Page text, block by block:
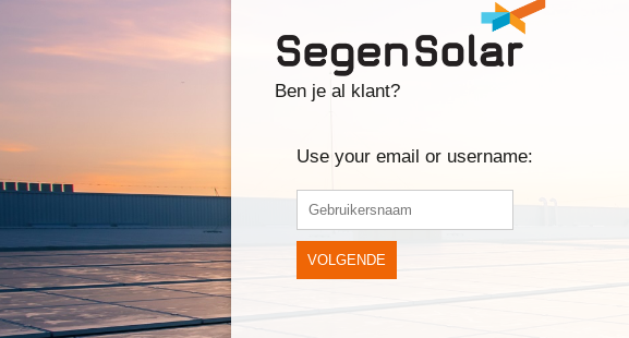
Ben je al klant?
Use your email or username:
VOLGENDE